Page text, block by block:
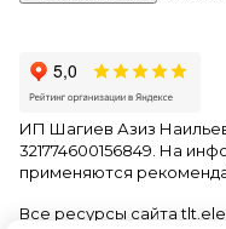
ИП Шагиев Азиз
321774600156849. На
применяются
Все ресурсы сайта